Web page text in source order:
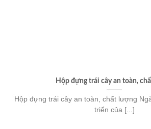
Hộp đựng trái cây an toàn,
Hộp đựng trái cây an toàn, chất lượng
triển của [...]